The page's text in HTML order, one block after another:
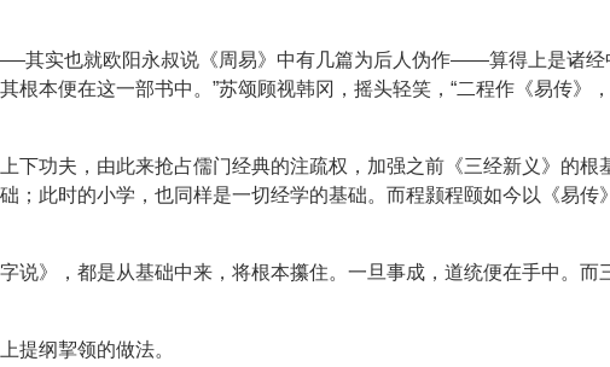
其实也就欧阳永叔说《周易》中有几篇为后人伪作——算得上是诸经
根本便在这一部书中。”苏颂顾视韩冈，摇头轻笑，“二程作《易传》
下功夫，由此来抢占儒门经典的注疏权，加强之前《三经新义》的根
；此时的小学，也同样是一切经学的基础。而程颢程颐如今以《易传
说》，都是从基础中来，将根本攥住。一旦事成，道统便在手中。而
提纲挈领的做法。